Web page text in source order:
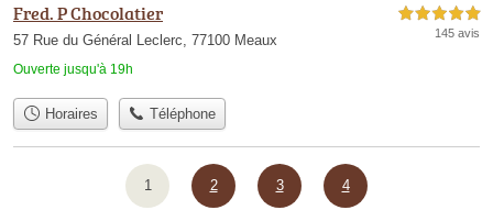
Fred. P Chocolatier
57 Rue du Général Leclerc, 77100 Meaux
Ouverte jusqu'à 19h
5,0 étoiles sur 5
145 avis
Horaires Téléphone
1 2 3 4